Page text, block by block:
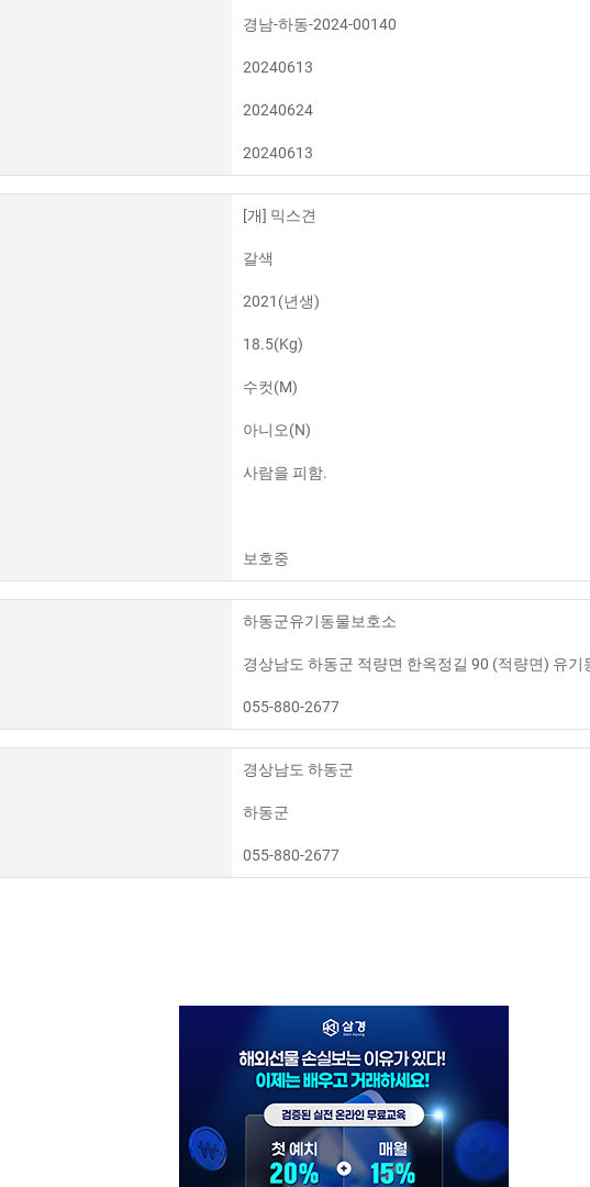
경남-하동-2024-00140
20240613
20240624
20240613
[개] 믹스견
갈색
2021(년생)
18.5(Kg)
수컷(M)
아니오(N)
사람을 피함.
보호중
하동군유기동물보호소
경상남도 하동군 적량면 한옥정길 90 (적량면) 유기
055-880-2677
경상남도 하동군
하동군
055-880-2677